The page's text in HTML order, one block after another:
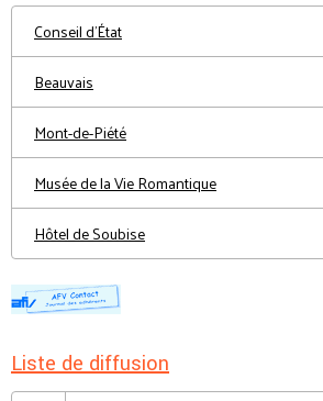
Conseil d'État
Beauvais
Mont-de-Piété
Musée de la Vie Romantique
Hôtel de Soubise
Liste de diffusion